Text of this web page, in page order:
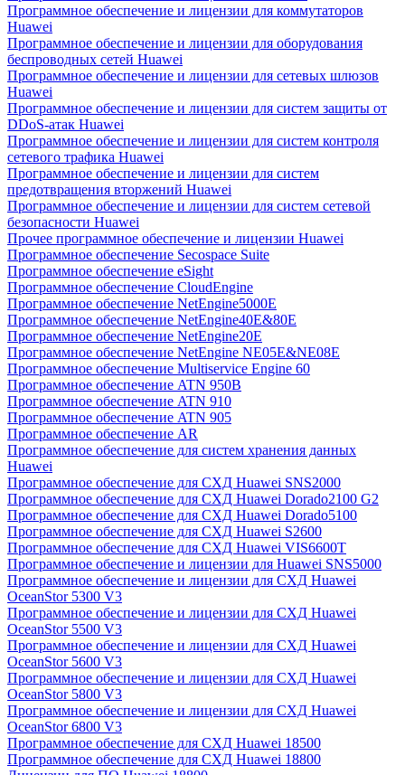
Программное обеспечение и лицензии для коммутаторов
Huawei
Программное обеспечение и лицензии для оборудования
беспроводных сетей Huawei
Программное обеспечение и лицензии для сетевых шлюзов
Huawei
Программное обеспечение и лицензии для систем защиты от
DDoS-атак Huawei
Программное обеспечение и лицензии для систем контроля
сетевого трафика Huawei
Программное обеспечение и лицензии для систем
предотвращения вторжений Huawei
Программное обеспечение и лицензии для систем сетевой
безопасности Huawei
Прочее программное обеспечение и лицензии Huawei
Программное обеспечение Secospace Suite
Программное обеспечение eSight
Программное обеспечение CloudEngine
Программное обеспечение NetEngine5000E
Программное обеспечение NetEngine40E&80E
Программное обеспечение NetEngine20E
Программное обеспечение NetEngine NE05E&NE08E
Программное обеспечение Multiservice Engine 60
Программное обеспечение ATN 950B
Программное обеспечение ATN 910
Программное обеспечение ATN 905
Программное обеспечение AR
Программное обеспечение для систем хранения данных
Huawei
Программное обеспечение для СХД Huawei SNS2000
Программное обеспечение для СХД Huawei Dorado2100 G2
Программное обеспечение для СХД Huawei Dorado5100
Программное обеспечение для СХД Huawei S2600
Программное обеспечение для СХД Huawei VIS6600T
Программное обеспечение и лицензии для Huawei SNS5000
Программное обеспечение и лицензии для СХД Huawei
OceanStor 5300 V3
Программное обеспечение и лицензии для СХД Huawei
OceanStor 5500 V3
Программное обеспечение и лицензии для СХД Huawei
OceanStor 5600 V3
Программное обеспечение и лицензии для СХД Huawei
OceanStor 5800 V3
Программное обеспечение и лицензии для СХД Huawei
OceanStor 6800 V3
Программное обеспечение для СХД Huawei 18500
Программное обеспечение для СХД Huawei 18800